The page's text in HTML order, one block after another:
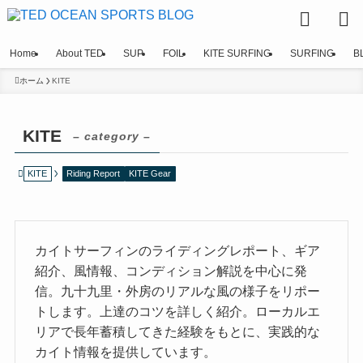
Home About TED SUP FOIL KITE SURFING SURFING
ホーム KITE
KITE – category –
KITE Riding Report KITE Gear
カイトサーフィンのライディングレポート、ギア
紹介、風情報、コンディション解説を中心に発
信。九十九里・外房のリアルな風の様子をリポー
トします。上達のコツを詳しく紹介。ローカルエ
リアで長年蓄積してきた経験をもとに、実践的な
カイト情報を提供しています。